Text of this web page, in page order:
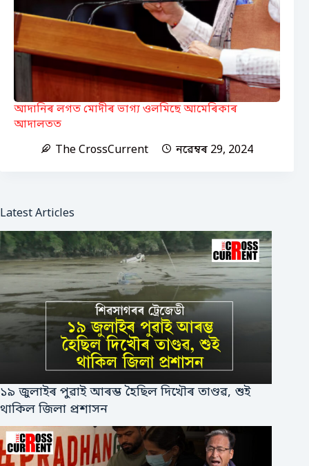
আদানিৰ লগত মোদীৰ ভাগ্য ওলমিছে আমেৰিকাৰ
আদালতত
The CrossCurrent
নৱেম্বৰ 29, 2024
Latest Articles
১৯ জুলাইৰ পুৱাই আৰম্ভ হৈছিল দিখৌৰ তাণ্ডৱ, শুই
থাকিল জিলা প্ৰশাসন